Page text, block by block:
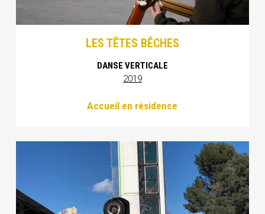
LES TÊTES BÊCHES
DANSE VERTICALE
2019
Accueil en résidence